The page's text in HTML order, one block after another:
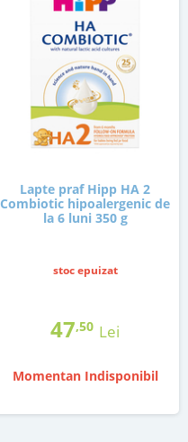
Lapte praf Hipp HA 2
Combiotic hipoalergenic de
la 6 luni 350 g
stoc epuizat
47,50 Lei
Momentan Indisponibil